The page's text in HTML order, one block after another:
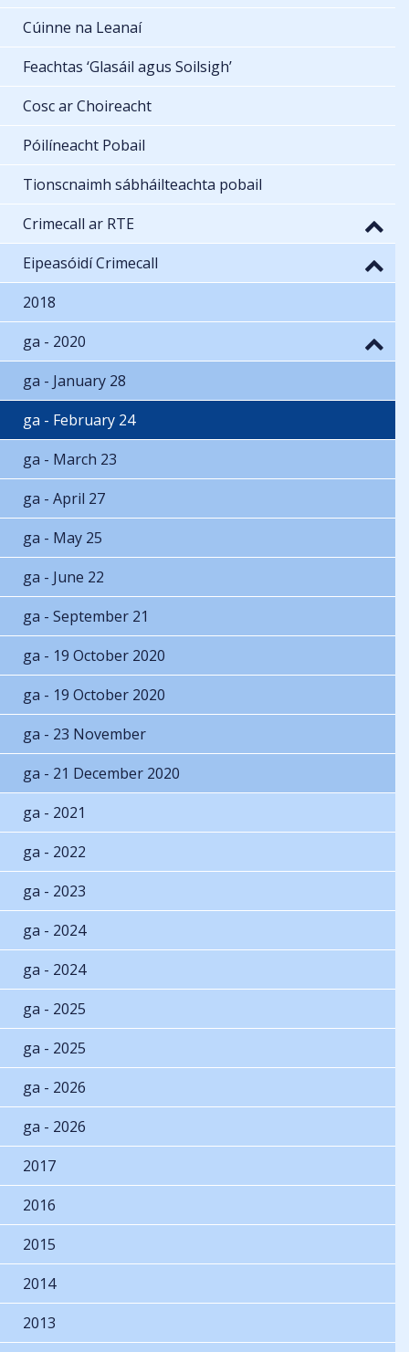
Cúinne na Leanaí
Feachtas ‘Glasáil agus Soilsigh’
Cosc ar Choireacht
Póilíneacht Pobail
Tionscnaimh sábháilteachta pobail
Crimecall ar RTE
Eipeasóidí Crimecall
2018
ga - 2020
ga - January 28
ga - February 24
ga - March 23
ga - April 27
ga - May 25
ga - June 22
ga - September 21
ga - 19 October 2020
ga - 19 October 2020
ga - 23 November
ga - 21 December 2020
ga - 2021
ga - 2022
ga - 2023
ga - 2024
ga - 2024
ga - 2025
ga - 2025
ga - 2026
ga - 2026
2017
2016
2015
2014
2013